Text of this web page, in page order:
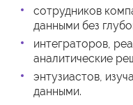
сотрудников
данными без
интеграторов,
аналитические
энтузиастов,
данными.